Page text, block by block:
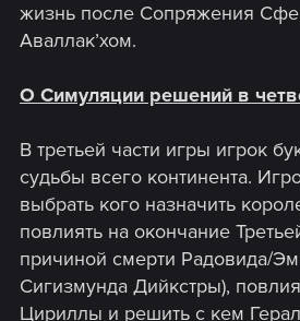
жизнь после Сопряжения
Аваллак’хом.
О Симуляции решений в
В третьей части игры игрок
судьбы всего континента.
выбрать кого назначить
повлиять на окончание
причиной смерти Радовида/
Сигизмунда Дийкстры),
Цириллы и решить с кем